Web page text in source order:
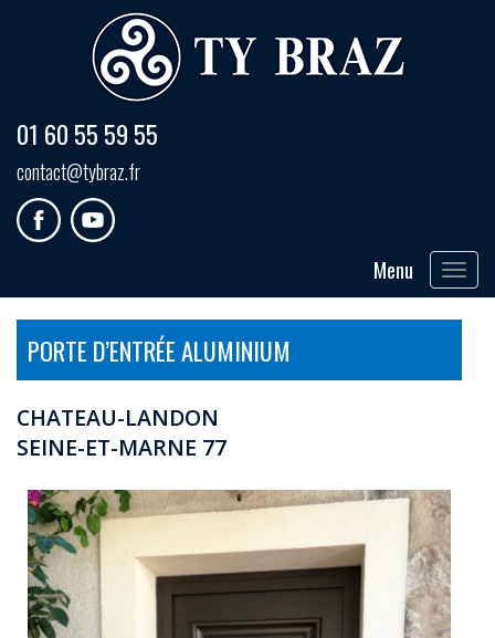
01 60 55 59 55
contact@tybraz.fr
Toggle
Menu
PORTE D’ENTRÉE ALUMINIUM
CHATEAU-LANDON
SEINE-ET-MARNE 77